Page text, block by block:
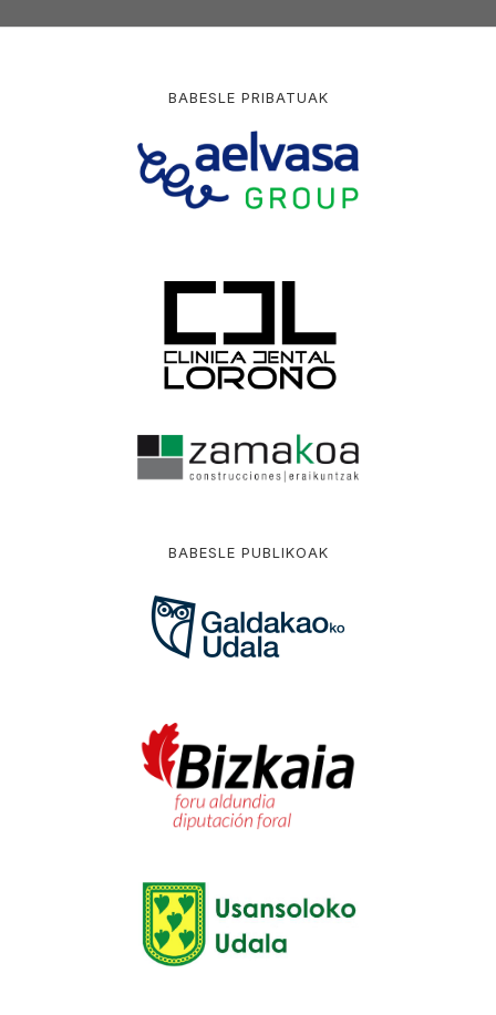
BABESLE PRIBATUAK
BABESLE PUBLIKOAK